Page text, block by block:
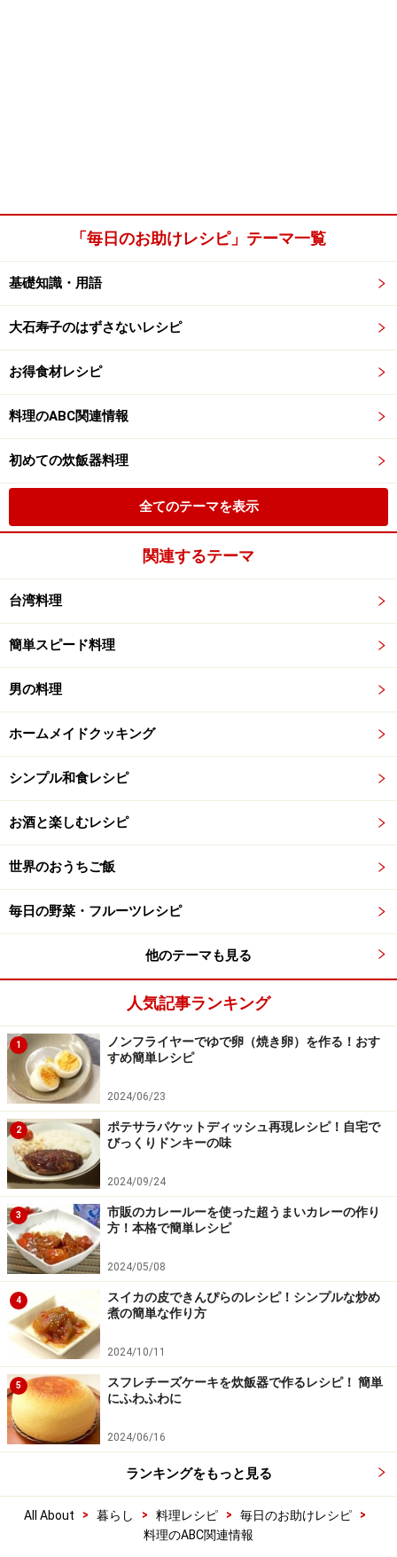
「毎日のお助けレシピ」テーマ一覧
基礎知識・用語
大石寿子のはずさないレシピ
お得食材レシピ
料理のABC関連情報
初めての炊飯器料理
全てのテーマを表示
関連するテーマ
台湾料理
簡単スピード料理
男の料理
ホームメイドクッキング
シンプル和食レシピ
お酒と楽しむレシピ
世界のおうちご飯
毎日の野菜・フルーツレシピ
他のテーマも見る
人気記事ランキング
1
ノンフライヤーでゆで卵（焼き卵）を作る！おす
すめ簡単レシピ
2024/06/23
2
ポテサラパケットディッシュ再現レシピ！自宅で
びっくりドンキーの味
2024/09/24
3
市販のカレールーを使った超うまいカレーの作り
方！本格で簡単レシピ
2024/05/08
4
スイカの皮できんぴらのレシピ！シンプルな炒め
煮の簡単な作り方
2024/10/11
5
スフレチーズケーキを炊飯器で作るレシピ！ 簡単
にふわふわに
2024/06/16
ランキングをもっと見る
All About > 暮らし > 料理レシピ > 毎日のお助けレシピ
>
料理のABC関連情報